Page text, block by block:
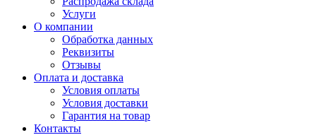
Услуги
О компании
Обработка данных
Реквизиты
Отзывы
Оплата и доставка
Условия оплаты
Условия доставки
Гарантия на товар
Контакты